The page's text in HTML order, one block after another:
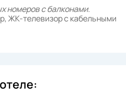
номеров с балконами.
ЖК-телевизор с кабельными